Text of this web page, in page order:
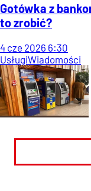
Gotówka z
to zrobić?
4 cze 2026 6:30
UsługiWiadomości